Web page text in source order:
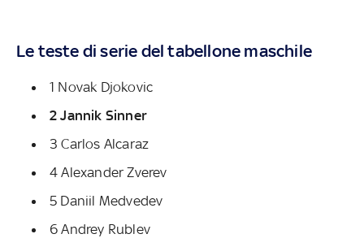
Le teste di serie del tabellone maschile
1 Novak Djokovic
2 Jannik Sinner
3 Carlos Alcaraz
4 Alexander Zverev
5 Daniil Medvedev
6 Andrey Rublev